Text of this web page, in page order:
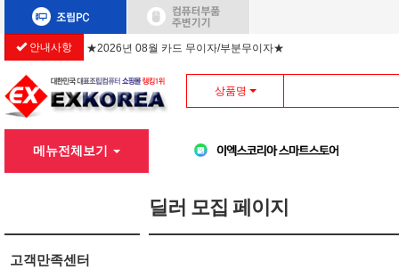
안내사항 ★2026년 08월 카드 무이자/부분무이자★
상품명
메뉴전체보기
고객만족센터
딜러 모집 페이지